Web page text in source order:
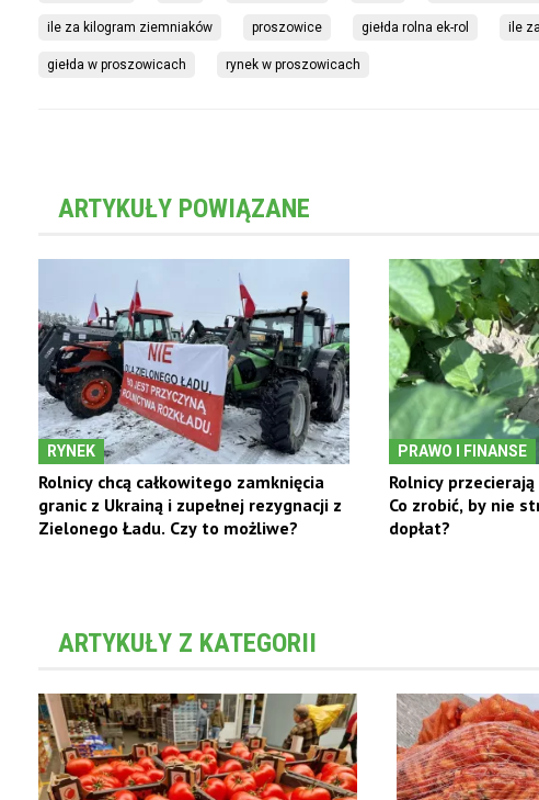
ile za kilogram ziemniaków proszowice giełda rolna ek-rol ile
giełda w proszowicach rynek w proszowicach
ARTYKUŁY POWIĄZANE
RYNEK
Rolnicy chcą całkowitego zamknięcia
granic z Ukrainą i zupełnej rezygnacji z
Zielonego Ładu. Czy to możliwe?
PRAWO I FINANSE
Rolnicy
Co zrobić, by nie
dopłat?
ARTYKUŁY Z KATEGORII